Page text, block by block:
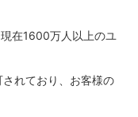
在1600万人以上のユ
れており、お客様の